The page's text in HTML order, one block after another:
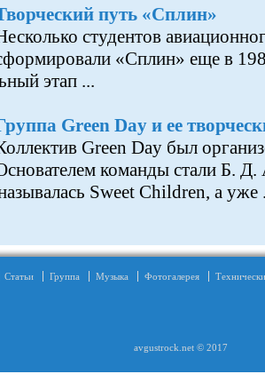
путь «Сплин»
студентов
«Сплин» еще в
этап ...
Green Day и ее
Green Day был
команды стали Б.
Sweet Children, а уже
Статьи Группа Музыка Фотогалерея
avgustrock.net © 2017